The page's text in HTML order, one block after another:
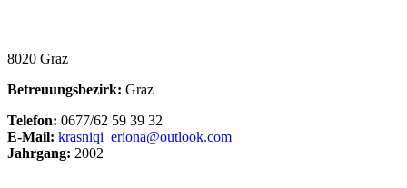
8020 Graz
Betreuungsbezirk: Graz
Telefon: 0677/62 59 39 32
E-Mail: krasniqi_eriona@outlook.com
Jahrgang: 2002